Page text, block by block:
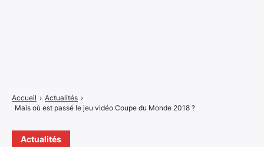
Actualités
Accueil › Actualités ›
Mais où est passé le jeu vidéo Coupe du Monde 2018 ?